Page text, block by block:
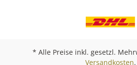
* Alle Preise inkl. gesetzl.
Versandkosten.